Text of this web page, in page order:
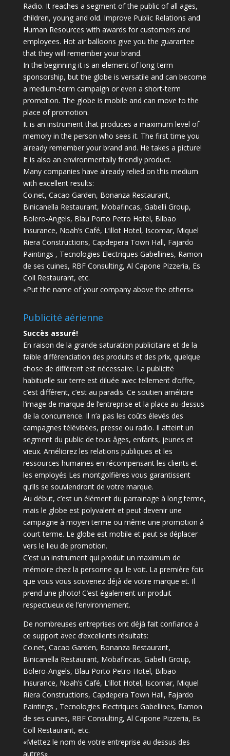
Radio. It reaches a segment of the public of all ages,
children, young and old. Improve Public Relations and
Human Resources with awards for customers and
employees. Hot air balloons give you the guarantee
that they will remember your brand.
In the beginning it is an element of long-term
sponsorship, but the globe is versatile and can become
a medium-term campaign or even a short-term
promotion. The globe is mobile and can move to the
place of promotion.
It is an instrument that produces a maximum level of
memory in the person who sees it. The first time you
already remember your brand and. He takes a picture!
It is also an environmentally friendly product.
Many companies have already relied on this medium
with excellent results:
Co.net, Cacao Garden, Bonanza Restaurant,
Binicanella Restaurant, Mobafincas, Gabelli Group,
Bolero-Angels, Blau Porto Petro Hotel, Bilbao
Insurance, Noah’s Café, L’illot Hotel, Iscomar, Miquel
Riera Constructions, Capdepera Town Hall, Fajardo
Paintings , Tecnologies Electriques Gabellines, Ramon
de ses cuines, RBF Consulting, Al Capone Pizzeria, Es
Coll Restaurant, etc.
«Put the name of your company above the others»
Publicité aérienne
Succès assuré!
En raison de la grande saturation publicitaire et de la
faible différenciation des produits et des prix, quelque
chose de différent est nécessaire. La publicité
habituelle sur terre est diluée avec tellement d’offre,
c’est différent, c’est au paradis. Ce soutien améliore
l’image de marque de l’entreprise et la place au-dessus
de la concurrence. Il n’a pas les coûts élevés des
campagnes télévisées, presse ou radio. Il atteint un
segment du public de tous âges, enfants, jeunes et
vieux. Améliorez les relations publiques et les
ressources humaines en récompensant les clients et
les employés Les montgolfières vous garantissent
qu’ils se souviendront de votre marque.
Au début, c’est un élément du parrainage à long terme,
mais le globe est polyvalent et peut devenir une
campagne à moyen terme ou même une promotion à
court terme. Le globe est mobile et peut se déplacer
vers le lieu de promotion.
C’est un instrument qui produit un maximum de
mémoire chez la personne qui le voit. La première fois
que vous vous souvenez déjà de votre marque et. Il
prend une photo! C’est également un produit
respectueux de l’environnement.
De nombreuses entreprises ont déjà fait confiance à
ce support avec d’excellents résultats:
Co.net, Cacao Garden, Bonanza Restaurant,
Binicanella Restaurant, Mobafincas, Gabelli Group,
Bolero-Angels, Blau Porto Petro Hotel, Bilbao
Insurance, Noah’s Café, L’illot Hotel, Iscomar, Miquel
Riera Constructions, Capdepera Town Hall, Fajardo
Paintings , Tecnologies Electriques Gabellines, Ramon
de ses cuines, RBF Consulting, Al Capone Pizzeria, Es
Coll Restaurant, etc.
«Mettez le nom de votre entreprise au dessus des
autres»